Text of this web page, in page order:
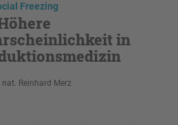
Freezing
in
nat. Reinhard Merz